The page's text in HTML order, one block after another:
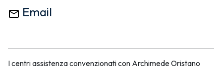
Email
I centri assistenza convenzionati con Archimede Oristano